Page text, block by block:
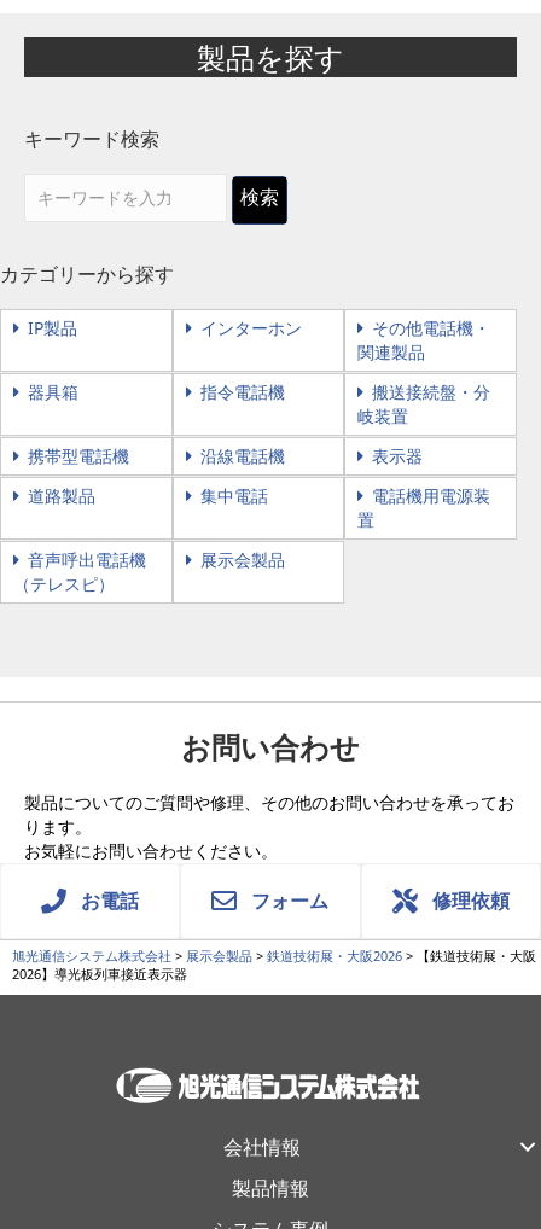
製品を探す
キーワード検索
検索
カテゴリーから探す
IP製品 インターホン
その他電話機・
関連製品
器具箱
指令電話機
搬送接続盤・分
岐装置
携帯型電話機
沿線電話機
表示器
道路製品
集中電話
電話機用電源装
置
音声呼出電話機
（テレスピ）
展示会製品
お問い合わせ
製品についてのご質問や修理、その他のお問い合わせを承ってお
ります。
お気軽にお問い合わせください。
お電話 フォーム 修理依頼
旭光通信システム株式会社 > 展示会製品 > 鉄道技術展・大阪2026 > 【鉄道技術展・大阪
2026】導光板列車接近表示器
会社情報
製品情報